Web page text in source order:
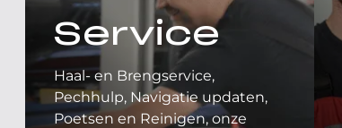
Service
Haal- en Brengservice,
Pechhulp, Navigatie updaten,
Poetsen en Reinigen, onze